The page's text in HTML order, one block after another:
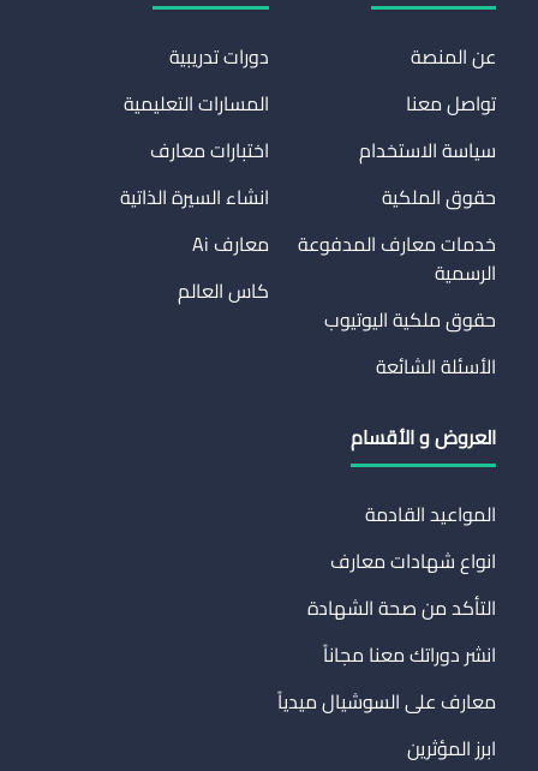
عن المنصة
تواصل معنا
سياسة الاستخدام
حقوق الملكية
خدمات معارف المدفوعة
الرسمية
حقوق ملكية اليوتيوب
الأسئلة الشائعة
دورات تدريبية
المسارات التعليمية
اختبارات معارف
انشاء السيرة الذاتية
معارف Ai
كاس العالم
العروض و الأقسام
المواعيد القادمة
انواع شهادات معارف
التأكد من صحة الشهادة
انشر دوراتك معنا مجاناً
معارف على السوشيال ميدياً
ابرز المؤثرين